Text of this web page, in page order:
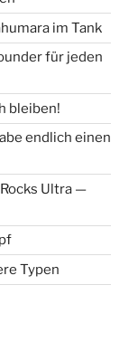
im Tank
für jeden
bleiben!
endlich einen
Ultra —
Typen